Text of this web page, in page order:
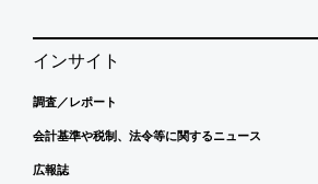
インサイト
調査／レポート
会計基準や税制、法令等に関するニュース
広報誌